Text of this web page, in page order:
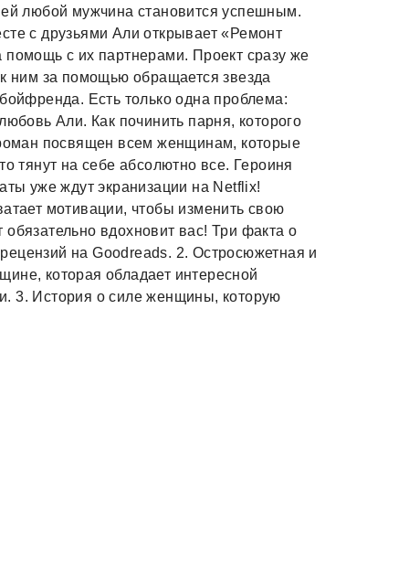
любой мужчина становится успешным.
с друзьями Али открывает «Ремонт
с их партнерами. Проект сразу же
ним за помощью обращается звезда
Есть только одна проблема:
Али. Как починить парня, которого
посвящен всем женщинам, которые
тянут на себе абсолютно все. Героиня
уже ждут экранизации на Netflix!
мотивации, чтобы изменить свою
вдохновит вас! Три факта о
на Goodreads. 2. Остросюжетная и
которая обладает интересной
3. История о силе женщины, которую